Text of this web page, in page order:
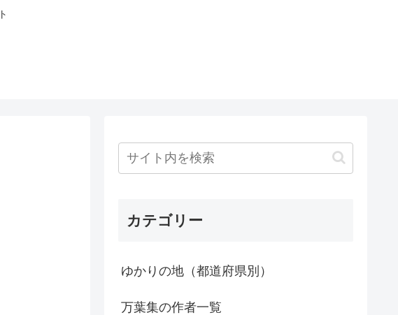
カテゴリー
ゆかりの地（都道府県別）
万葉集の作者一覧